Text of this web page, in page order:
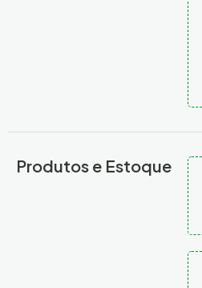
Produtos e Estoque